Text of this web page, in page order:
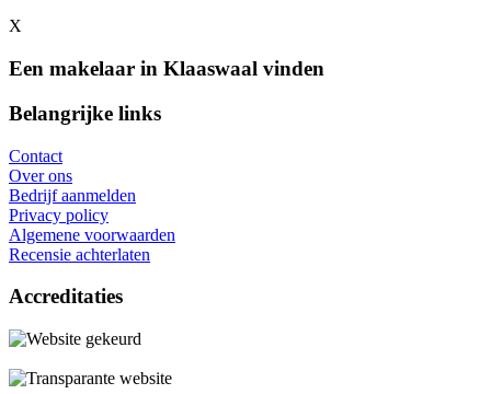
X
Een makelaar in Klaaswaal vinden
Belangrijke links
Contact
Over ons
Bedrijf aanmelden
Privacy policy
Algemene voorwaarden
Recensie achterlaten
Accreditaties